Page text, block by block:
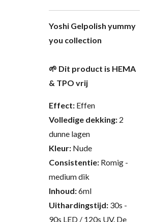
Yoshi Gelpolish yummy
you collection
🌱 Dit product is HEMA
& TPO vrij
Effect: Effen
Volledige dekking: 2
dunne lagen
Kleur: Nude
Consistentie: Romig -
medium dik
Inhoud:6ml
Uithardingstijd: 30s -
90s LED / 120s UV. De